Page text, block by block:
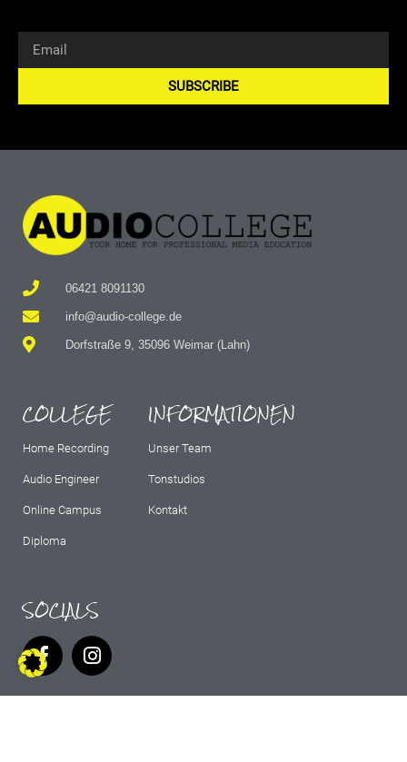
SUBSCRIBE
06421 8091130
info@audio-college.de
Dorfstraße 9, 35096 Weimar (Lahn)
COLLEGE
Home Recording
Audio Engineer
Online Campus
Diploma
INFORMATIONEN
Unser Team
Tonstudios
Kontakt
SOCIALS